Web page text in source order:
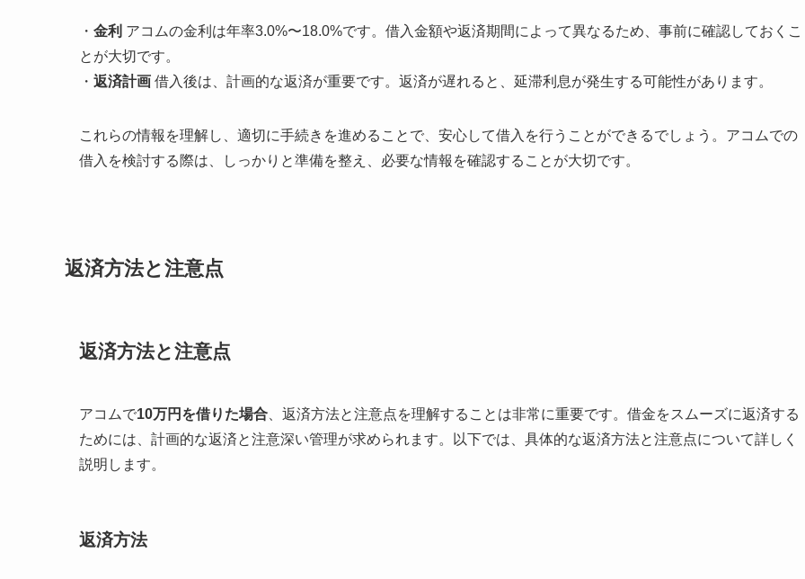
・ 金利 アコムの金利は年率3.0%〜18.0%です。借入金額や返済期間によって異なるため、事前に確認しておくこ
とが大切です。
・ 返済計画 借入後は、計画的な返済が重要です。返済が遅れると、延滞利息が発生する可能性があります。
これらの情報を理解し、適切に手続きを進めることで、安心して借入を行うことができるでしょう。アコムでの
借入を検討する際は、しっかりと準備を整え、必要な情報を確認することが大切です。
返済方法と注意点
返済方法と注意点
アコムで10万円を借りた場合 、返済方法と注意点を理解することは非常に重要です。借金をスムーズに返済する
ためには、計画的な返済と注意深い管理が求められます。以下では、具体的な返済方法と注意点について詳しく
説明します。
返済方法